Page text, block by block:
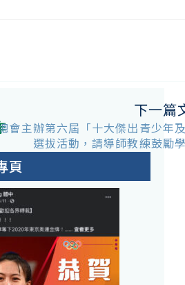
下一篇
會主辦第六屆「十大傑出青少年
選拔活動，請導師教練鼓勵
頁